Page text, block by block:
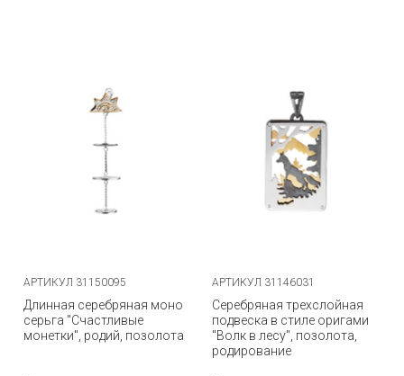
АРТИКУЛ 31150095
Длинная серебряная моно
серьга "Счастливые
монетки", родий, позолота
АРТИКУЛ 31146031
Серебряная трехслойная
подвеска в стиле оригами
"Волк в лесу", позолота,
родирование